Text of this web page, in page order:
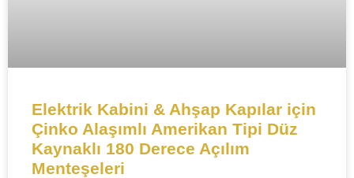
​​​​​​Elektrik Kabini & Ahşap Kapılar için
Çinko Alaşımlı Amerikan Tipi Düz
Kaynaklı 180 Derece Açılım
Menteşeleri​​